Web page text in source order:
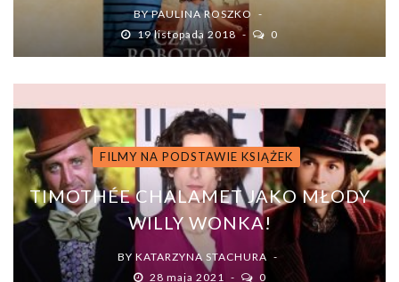
BYPAULINA ROSZKO
19 listopada 2018
0
FILMY NA PODSTAWIE KSIĄŻEK
TIMOTHÉE CHALAMET JAKO MŁODY
WILLY WONKA!
BY KATARZYNA STACHURA
28 maja 2021
0